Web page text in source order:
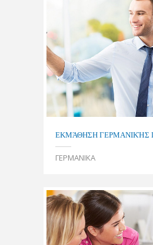
ΕΚΜΆΘΗΣΗ ΓΕΡΜΑΝΙΚΉΣ
ΓΕΡΜΑΝΙΚΑ